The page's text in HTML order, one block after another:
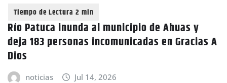
Río Patuca inunda al municipio de Ahuas y
deja 183 personas incomunicadas en Gracias A
Dios
noticias Jul 14, 2026